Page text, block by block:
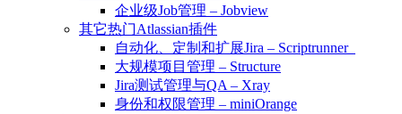
企业级Job管理 – Jobview
其它热门Atlassian插件
自动化、定制和扩展Jira – Scriptrunner
大规模项目管理 – Structure
Jira测试管理与QA – Xray
身份和权限管理 – miniOrange